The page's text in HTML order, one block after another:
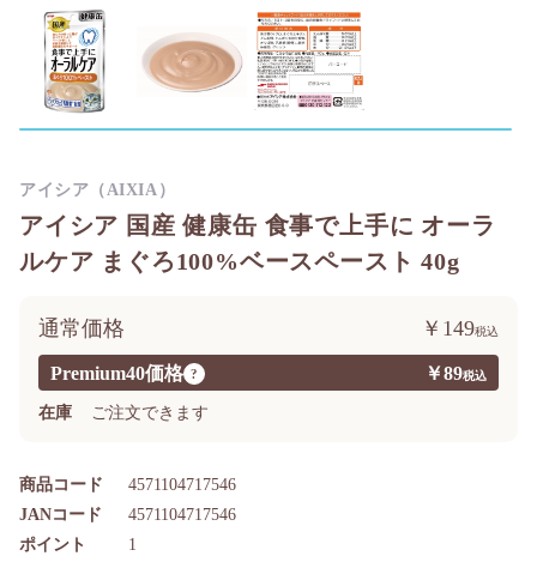
アイシア 国産 健康缶 食事で上手に オーラ
ルケア まぐろ100%ベースペースト 40g
Premium40価格 ? ￥89
通常価格 ￥149
在庫 ご注文できます
商品コード 4571104717546
ポイント 1
JANコード 4571104717546
アイシア（AIXIA）